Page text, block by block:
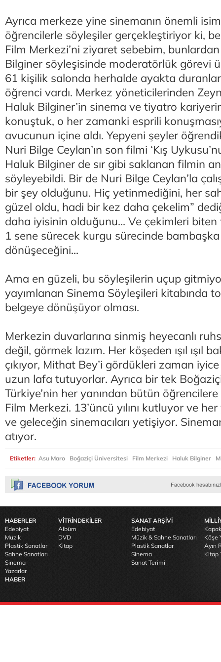
Ayrıca merkeze yine sinemanın önemli
öğrencilerle söyleşiler gerçekleştiriyor ki,
Film Merkezi’ni ziyaret sebebim,
Bilginer söyleşisinde moderatörlük görevi
61 kişilik salonda herhalde ayakta
öğrenci vardı. Merkez yöneticilerinden
Haluk Bilginer’in sinema ve tiyatro
konuştuk, o her zamanki esprili
avucunun içine aldı. Yepyeni şeyler
Nuri Bilge Ceylan’ın son filmi ‘Kış
Haluk Bilginer de sır gibi saklanan filmin
söyleyebildi. Bir de Nuri Bilge Ceylan’la
bir şey olduğunu. Hiç yetinmediğini, her
güzel oldu, hadi bir kez daha çekelim”
daha iyisinin olduğunu... Ve çekimleri
1 sene sürecek kurgu sürecinde
dönüşeceğini...
Ama en güzeli, bu söyleşilerin uçup
yayımlanan Sinema Söyleşileri kitabında
belgeye dönüşüyor olması.
Merkezin duvarlarına sinmiş heyecanlı
değil, görmek lazım. Her köşeden ışıl ışıl
çıkıyor, Mithat Bey’i gördükleri zaman
uzun lafa tutuyorlar. Ayrıca bir tek
Türkiye’nin her yanından bütün
Film Merkezi. 13’üncü yılını kutluyor ve
ve geleceğin sinemacıları yetişiyor.
atıyor.
Etiketler: Asu Maro Boğaziçi Üniversitesi Film Merkezi Haluk Bilginer
HABERLER
Edebiyat
Müzik
Plastik Sanatlar
Sahne Sanatları
Sinema
Yazarlar
HABER
VİTRİNDEKİLER
Albüm
DVD
Kitap
SANAT ARŞİVİ
Edebiyat
Müzik & Sahne Sanatları
Plastik Sanatlar
Sinema
Sanat Terimi
Köşe
Ayın
Kitap